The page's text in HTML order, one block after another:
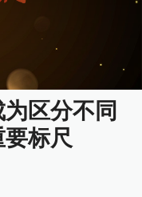
区分不同
标尺